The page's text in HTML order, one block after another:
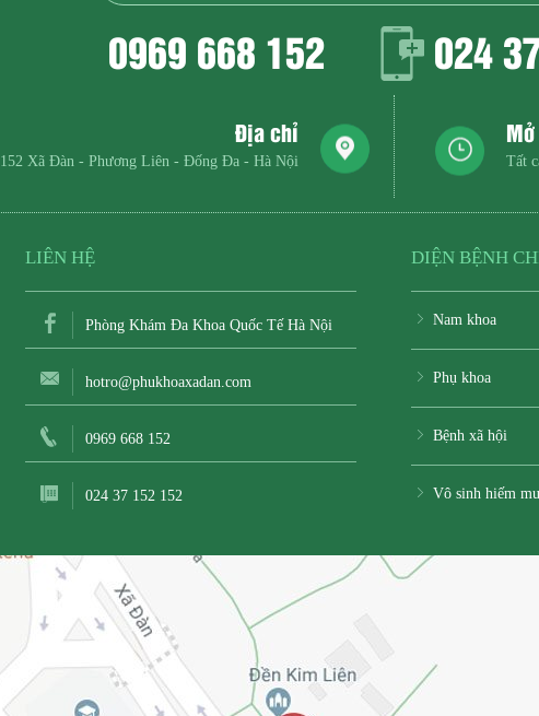
0969 668 152 024
Địa chỉ
152 Xã Đàn - Phương Liên - Đống Đa - Hà Nội Tất
LIÊN HỆ
Phòng Khám Đa Khoa Quốc Tế Hà Nội
hotro@phukhoaxadan.com
0969 668 152
024 37 152 152
DIỆN BỆNH
Nam khoa
Phụ khoa
Bệnh xã hội
Vô sinh hiếm